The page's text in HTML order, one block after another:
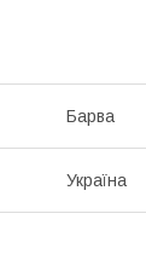
Барва
Україна